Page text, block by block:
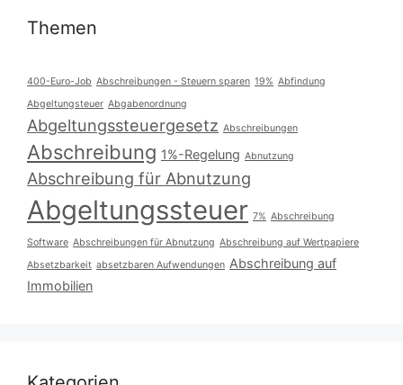
Themen
400-Euro-Job Abschreibungen - Steuern sparen 19% Abfindung
Abgeltungsteuer Abgabenordnung
Abgeltungssteuergesetz Abschreibungen
Abschreibung 1%-Regelung Abnutzung
Abschreibung für Abnutzung
Abgeltungssteuer 7% Abschreibung
Software Abschreibungen für Abnutzung Abschreibung auf Wertpapiere
Absetzbarkeit absetzbaren Aufwendungen Abschreibung auf
Immobilien